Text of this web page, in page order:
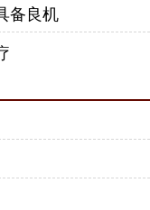
备良机